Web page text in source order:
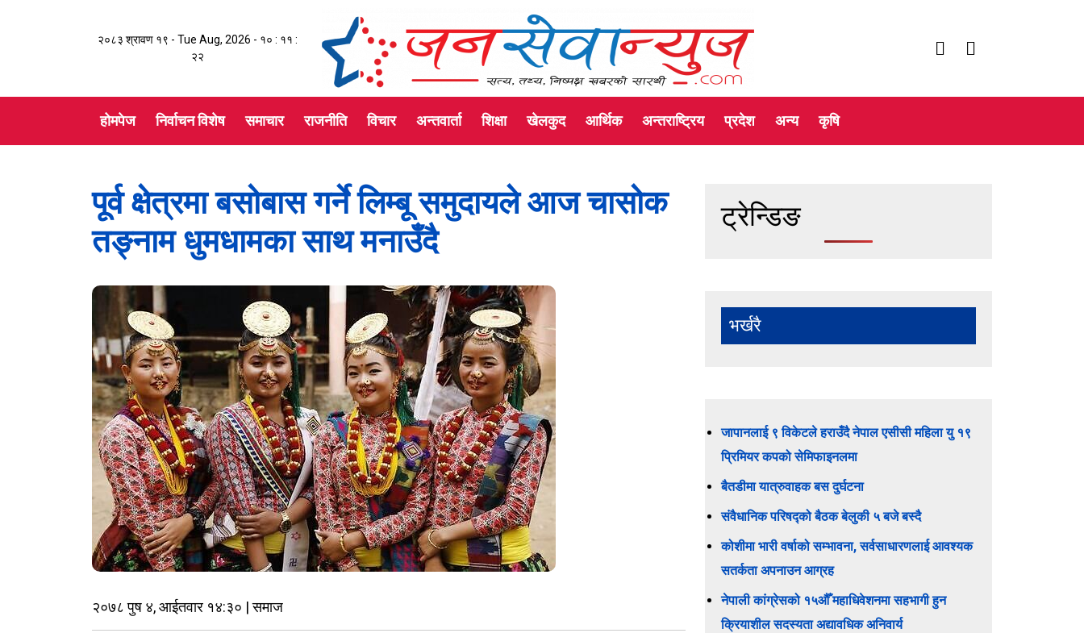
२०८३ श्रावण १९ - Tue Aug, 2026 - १० : ११ :
२२
होमपेज निर्वाचन विशेष समाचार राजनीति विचार अन्तवार्ता शिक्षा खेलकुद आर्थिक अन्तराष्ट्रिय प्रदेश अन्य कृषि
पूर्व क्षेत्रमा बसोबास गर्ने लिम्बू समुदायले आज चासोक
तङ्नाम धुमधामका साथ मनाउँदै
२०७८ पुष ४, आईतवार १४:३० | समाज
ट्रेन्डिङ
भर्खरै
जापानलाई ९ विकेटले हराउँदै नेपाल एसीसी महिला यु १९
प्रिमियर कपको सेमिफाइनलमा
बैतडीमा यात्रुवाहक बस दुर्घटना
संवैधानिक परिषद्को बैठक बेलुकी ५ बजे बस्दै
कोशीमा भारी वर्षाको सम्भावना, सर्वसाधारणलाई आवश्यक
सतर्कता अपनाउन आग्रह
नेपाली कांग्रेसको १५औँ महाधिवेशनमा सहभागी हुन
क्रियाशील सदस्यता अद्यावधिक अनिवार्य